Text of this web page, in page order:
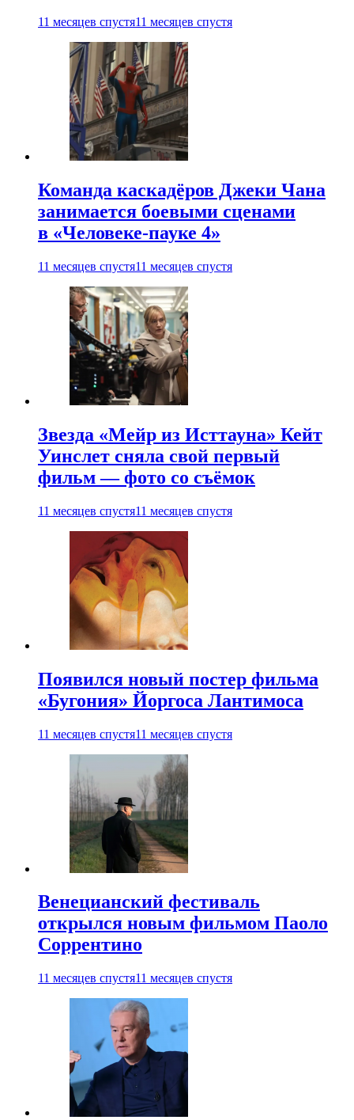
11 месяцев спустя11 месяцев спустя
Команда каскадёров Джеки Чана
занимается боевыми сценами
в «Человеке-пауке 4»
11 месяцев спустя11 месяцев спустя
Звезда «Мейр из Исттауна» Кейт
Уинслет сняла свой первый
фильм — фото со съёмок
11 месяцев спустя11 месяцев спустя
Появился новый постер фильма
«Бугония» Йоргоса Лантимоса
11 месяцев спустя11 месяцев спустя
Венецианский фестиваль
открылся новым фильмом Паоло
Соррентино
11 месяцев спустя11 месяцев спустя